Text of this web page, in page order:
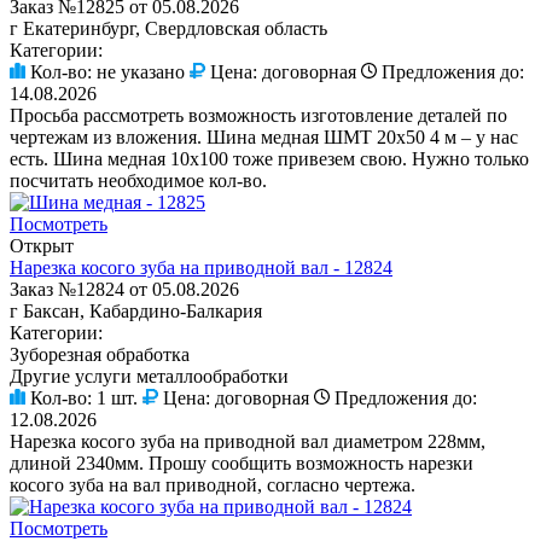
Заказ №12825 от 05.08.2026
г Екатеринбург, Свердловская область
Категории:
Кол-во: не указано Цена: договорная
Предложения до:
14.08.2026
Просьба рассмотреть возможность изготовление деталей по
чертежам из вложения. Шина медная ШМТ 20х50 4 м – у нас
есть. Шина медная 10х100 тоже привезем свою. Нужно только
посчитать необходимое кол-во.
Посмотреть
Открыт
Нарезка косого зуба на приводной вал - 12824
Заказ №12824 от 05.08.2026
г Баксан, Кабардино-Балкария
Категории:
Зуборезная обработка
Другие услуги металлообработки
Кол-во: 1 шт. Цена: договорная
Предложения до:
12.08.2026
Нарезка косого зуба на приводной вал диаметром 228мм,
длиной 2340мм. Прошу сообщить возможность нарезки
косого зуба на вал приводной, согласно чертежа.
Посмотреть